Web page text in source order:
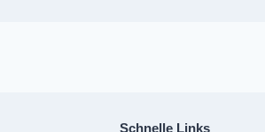
Schnelle Links